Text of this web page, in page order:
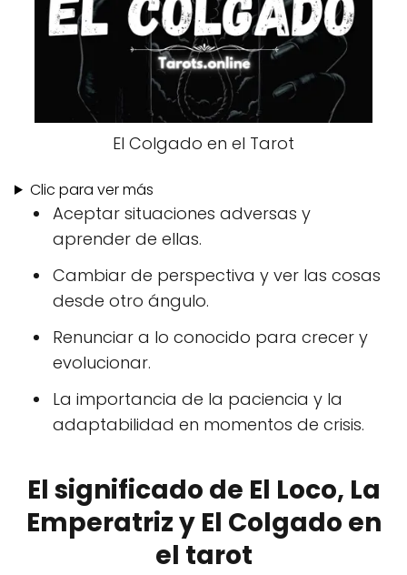
El Colgado en el Tarot
Clic para ver más
Aceptar situaciones adversas y
aprender de ellas.
Cambiar de perspectiva y ver las cosas
desde otro ángulo.
Renunciar a lo conocido para crecer y
evolucionar.
La importancia de la paciencia y la
adaptabilidad en momentos de crisis.
El significado de El Loco, La
Emperatriz y El Colgado en
el tarot